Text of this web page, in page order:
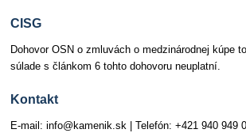
CISG
Dohovor OSN o zmluvách o medzinárodnej kúpe
súlade s článkom 6 tohto dohovoru neuplatní.
Kontakt
E-mail: info@kamenik.sk | Telefón: +421 940 949